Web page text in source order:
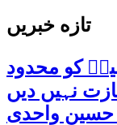
تازه خبریں
کو محدود
نہیں دیں
حسین واحدی